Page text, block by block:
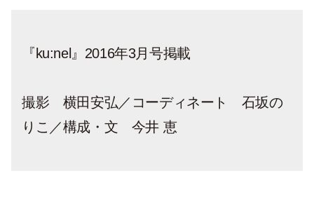
『ku:nel』2016年3月号掲載
撮影 横田安弘／コーディネート 石坂の
りこ／構成・文 今井 恵